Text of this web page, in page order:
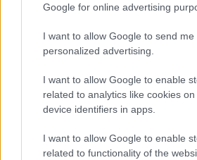
Google for online advertising
I want to allow Google to send me
personalized advertising.
I want to allow Google to enable
related to analytics like cookies
device identifiers in apps.
I want to allow Google to enable
related to functionality of the